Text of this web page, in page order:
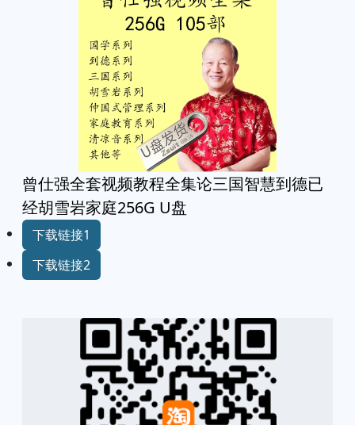
曾仕强全套视频教程全集论三国智慧到德已
经胡雪岩家庭256G U盘
下载链接1
下载链接2